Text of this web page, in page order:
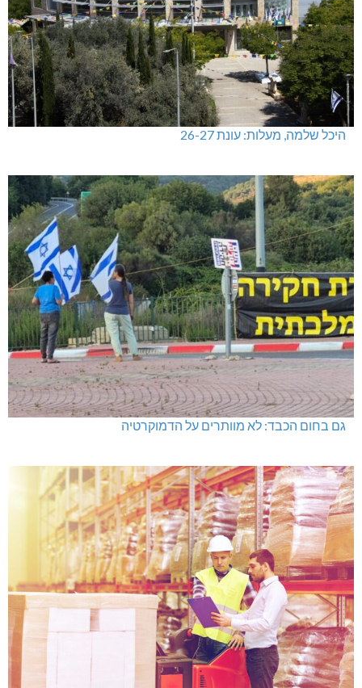
מעלות-תרשיחא: פסטיבל "באגליל - שכנים"
מתחברים: הגליל המערבי והעליון
מכבי מעלות: 13 מדליות באליפות ישראל